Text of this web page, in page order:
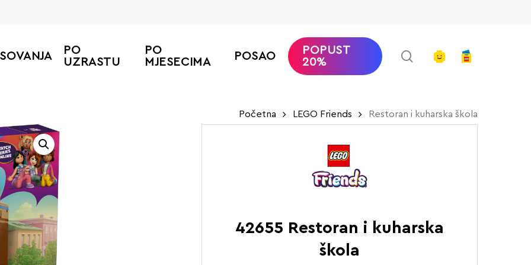
PO
UZRASTU
PO
MJESECIMA
POSAO
POPUST
20%
searchaccount
Početna LEGO Friends Restoran i kuharska škola
42655 Restoran i kuharska
škola